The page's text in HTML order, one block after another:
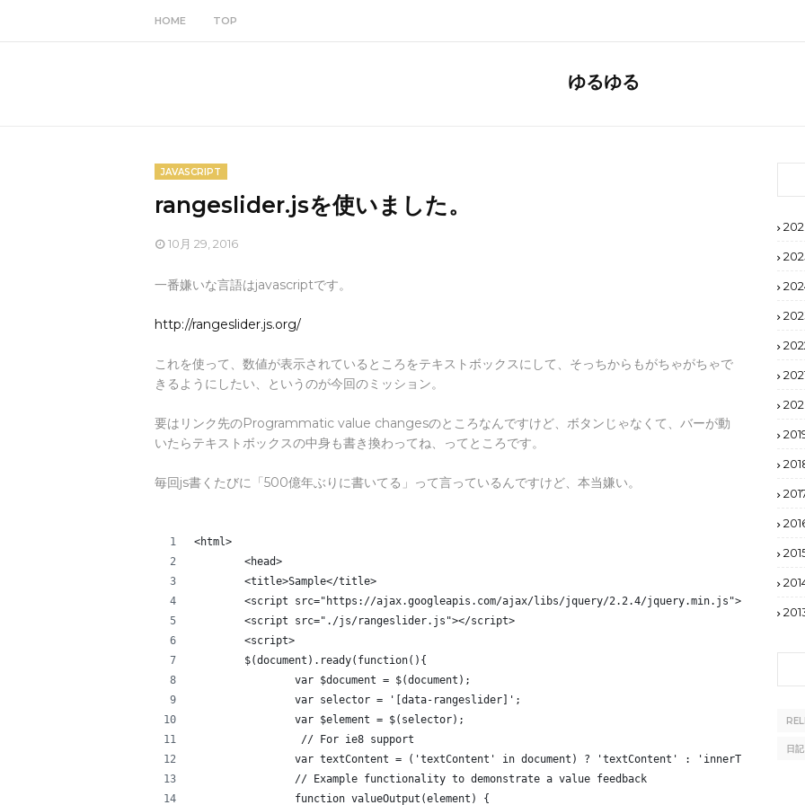
HOME TOP
ゆるゆる
JAVASCRIPT
rangeslider.jsを使いました。
10月 29, 2016
一番嫌いな言語はjavascriptです。
http://rangeslider.js.org/
これを使って、数値が表示されているところをテキストボックスにして、そっちからもがちゃがちゃで
きるようにしたい、というのが今回のミッション。
要はリンク先のProgrammatic value changesのところなんですけど、ボタンじゃなくて、バーが動
いたらテキストボックスの中身も書き換わってね、ってところです。
毎回js書くたびに「500億年ぶりに書いてる」って言っているんですけど、本当嫌い。
<html>
	<head>
	<title>Sample</title>
	<script src="https://ajax.googleapis.com/ajax/libs/jquery/2.2.4/jquery.min.js"></script>
	<script src="./js/rangeslider.js"></script>
	<script>
	$(document).ready(function(){
		var $document = $(document);
		var selector = '[data-rangeslider]';
		var $element = $(selector);
		 // For ie8 support
		var textContent = ('textContent' in document) ? 'textContent' : 'innerText';
		// Example functionality to demonstrate a value feedback
		function valueOutput(element) {
日記